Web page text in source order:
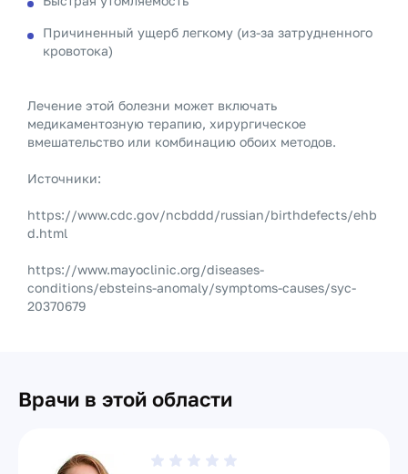
Причиненный ущерб легкому (из-за затрудненного
кровотока)
Лечение этой болезни может включать
медикаментозную терапию, хирургическое
вмешательство или комбинацию обоих методов.
Источники:
https://www.cdc.gov/ncbddd/russian/birthdefects/ehb
d.html
https://www.mayoclinic.org/diseases-
conditions/ebsteins-anomaly/symptoms-causes/syc-
20370679
Врачи в этой области